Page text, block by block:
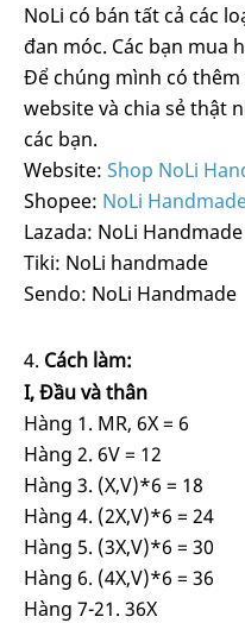
NoLi có bán tất cả các
đan móc. Các bạn mua
Để chúng mình có
website và chia sẻ thật
các bạn.
Website: Shop NoLi
Shopee: NoLi
Lazada: NoLi Handmade
Tiki: NoLi handmade
Sendo: NoLi Handmade
Cách làm:
I, Đầu và thân
Hàng 1. MR, 6X = 6
Hàng 2. 6V = 12
Hàng 3. (X,V)*6 = 18
Hàng 4. (2X,V)*6 = 24
Hàng 5. (3X,V)*6 = 30
Hàng 6. (4X,V)*6 = 36
Hàng 7-21. 36X